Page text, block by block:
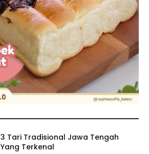
3 Tari Tradisional Jawa Tengah
Yang Terkenal